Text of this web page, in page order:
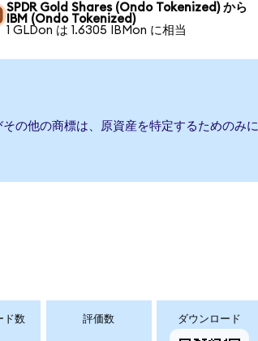
SPDR Gold Shares (Ondo Tokenized) から
IBM (Ondo Tokenized)
1 GLDon は 1.6305 IBMon に相当
の他の商標は、原資産を特定するためのみに
ド数 評価数 ダウンロード